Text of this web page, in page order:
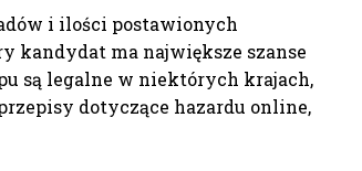
i ilości postawionych
kandydat ma największe szanse
są legalne w niektórych krajach,
dotyczące hazardu online,